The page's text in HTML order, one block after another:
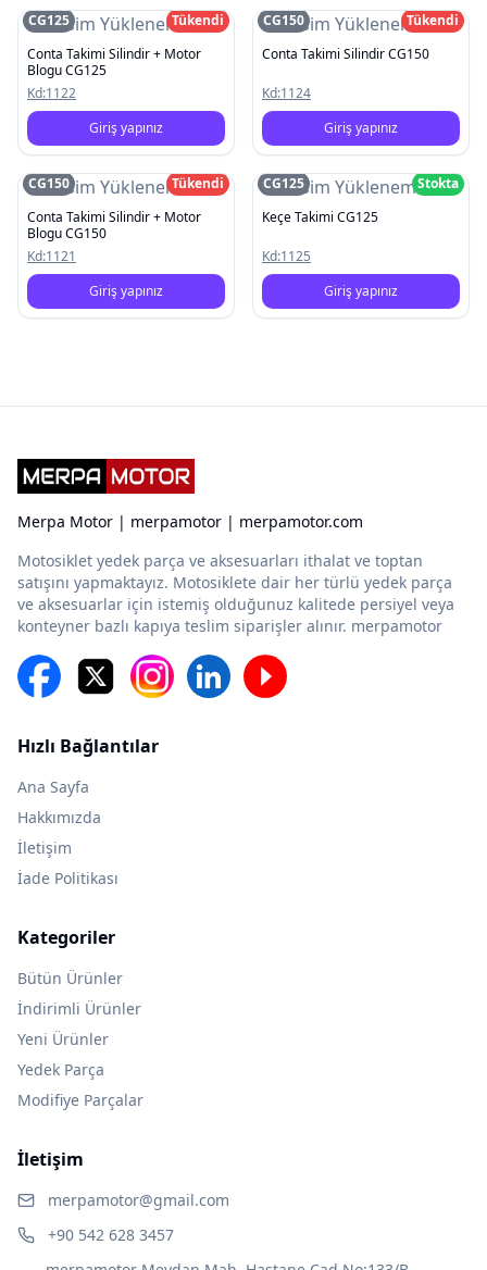
Resim Yüklenemedi
CG125
Tükendi
Conta Takimi Silindir + Motor
Blogu CG125
Kd:1122
Giriş yapınız
Resim Yüklenemedi
CG150
Tükendi
Conta Takimi Silindir CG150
Kd:1124
Giriş yapınız
Resim Yüklenemedi
CG150
Tükendi
Conta Takimi Silindir + Motor
Blogu CG150
Kd:1121
Giriş yapınız
Resim Yüklenemedi
CG125
Stokta
Keçe Takimi CG125
Kd:1125
Giriş yapınız
Merpa Motor | merpamotor | merpamotor.com
Motosiklet yedek parça ve aksesuarları ithalat ve toptan
satışını yapmaktayız. Motosiklete dair her türlü yedek parça
ve aksesuarlar için istemiş olduğunuz kalitede persiyel veya
konteyner bazlı kapıya teslim siparişler alınır. merpamotor
Hızlı Bağlantılar
Ana Sayfa
Hakkımızda
İletişim
İade Politikası
Kategoriler
Bütün Ürünler
İndirimli Ürünler
Yeni Ürünler
Yedek Parça
Modifiye Parçalar
İletişim
merpamotor@gmail.com
+90 542 628 3457